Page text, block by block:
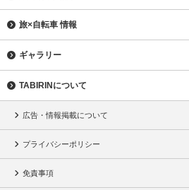
旅×自転車 情報
ギャラリー
TABIRINについて
広告・情報掲載について
プライバシーポリシー
免責事項